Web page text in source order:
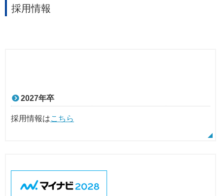
採用情報
2027年卒
採用情報はこちら